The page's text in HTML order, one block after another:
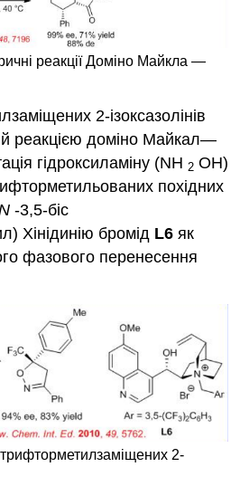
реакції Доміно Майкла —
2-ізоксазолінів
реакцією доміно Майкал—
гідроксиламіну (NH 2 OH)
похідних
-3,5-біс
Хінідинію бромід L6 як
фазового перенесення
2-